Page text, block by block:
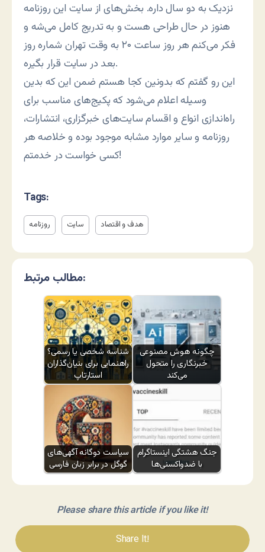
نزدیک به دو سال داره. بخش‌های از سایت این روزنامه
هنوز در حال طراحی هست و به تدریج کامل می‌شه و
فکر می‌کنم هر روز ساعت ۲۰ به وقت تهران شماره روز
بعد در سایت قرار بگیره.
این رو گفتم که بدونین کجا هستم ضمن این که بدین
وسیله اعلام می‌شود که پکیج‌های مناسب برای
راه‌اندازی انواع و اقسام سایت‌های خبرگزاری، انتشارات،
روزنامه و سایر موارد مشابه موجود بوده و خلاصه هر
کسی خواست در خدمتم!
Tags:
روزنامه سایت هدف و اقتصاد
مطالب مرتبط:
شناسه شخصی یا رسمی؟
راهنمایی برای بنیان‌گذاران
استارتاپ
چگونه هوش مصنوعی
خبرنگاری را متحول
می‌کند
سیاست دوگانه آگهی‌های
گوگل در برابر زبان فارسی
جنگ هشتگی اینستاگرام
با ضدواکسنی‌ها
Please share this article if you like it!
Share It!